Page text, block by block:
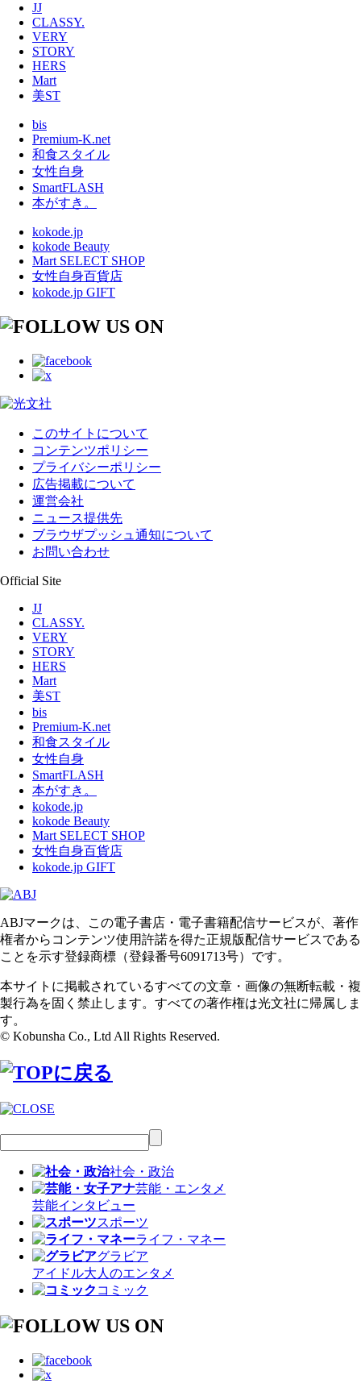
JJ
CLASSY.
VERY
STORY
HERS
Mart
美ST
bis
Premium-K.net
和食スタイル
女性自身
SmartFLASH
本がすき。
kokode.jp
kokode Beauty
Mart SELECT SHOP
女性自身百貨店
kokode.jp GIFT
このサイトについて
コンテンツポリシー
プライバシーポリシー
広告掲載について
運営会社
ニュース提供先
ブラウザプッシュ通知について
お問い合わせ
Official Site
JJ
CLASSY.
VERY
STORY
HERS
Mart
美ST
bis
Premium-K.net
和食スタイル
女性自身
SmartFLASH
本がすき。
kokode.jp
kokode Beauty
Mart SELECT SHOP
女性自身百貨店
kokode.jp GIFT
ABJマークは、この電子書店・電子書籍配信サービスが、著作
権者からコンテンツ使用許諾を得た正規版配信サービスである
ことを示す登録商標（登録番号6091713号）です。
本サイトに掲載されているすべての文章・画像の無断転載・複
製行為を固く禁止します。すべての著作権は光文社に帰属しま
す。
© Kobunsha Co., Ltd All Rights Reserved.
社会・政治
芸能・エンタメ
芸能インタビュー
スポーツ
ライフ・マネー
グラビア
アイドル大人のエンタメ
コミック